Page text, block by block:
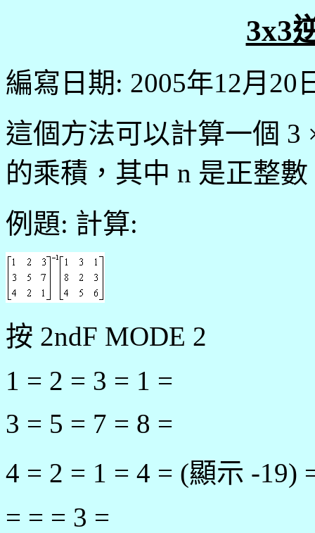
3x3
編寫日期: 2005年12月20
這個方法可以計算一個 3
的乘積，其中 n 是正整數
例題: 計算:
按 2ndF MODE 2
1 = 2 = 3 = 1 =
3 = 5 = 7 = 8 =
4 = 2 = 1 = 4 = (顯示 -19)
= = = 3 =